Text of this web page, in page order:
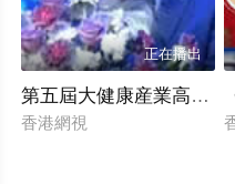
正在播出
第五屆大健康産業高質
香港網視